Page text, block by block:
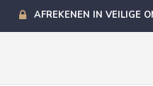
AFREKENEN IN VEILIGE